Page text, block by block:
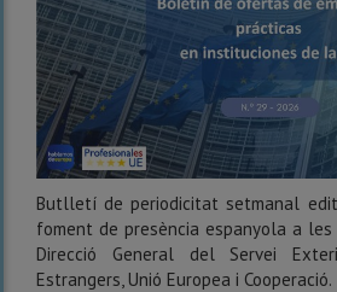
Butlletí de periodicitat setmanal
foment de presència espanyola a
Direcció General del Servei
Estrangers, Unió Europea i Cooperació.